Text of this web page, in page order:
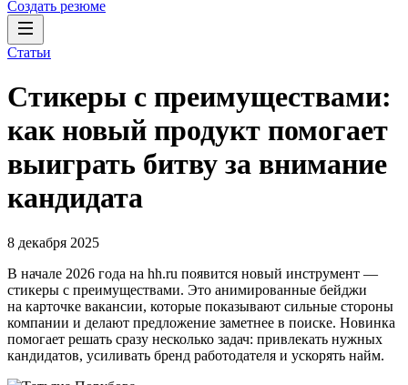
Создать резюме
Статьи
Стикеры с преимуществами:
как новый продукт помогает
выиграть битву за внимание
кандидата
8 декабря 2025
В начале 2026 года на hh.ru появится новый инструмент —
стикеры с преимуществами. Это анимированные бейджи
на карточке вакансии, которые показывают сильные стороны
компании и делают предложение заметнее в поиске. Новинка
помогает решать сразу несколько задач: привлекать нужных
кандидатов, усиливать бренд работодателя и ускорять найм.